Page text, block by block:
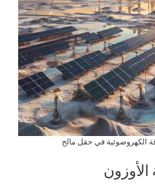
الكهروضوئية في حقل مالح